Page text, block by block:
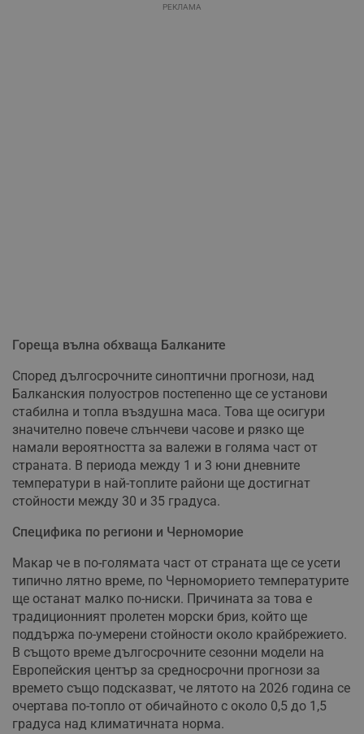
РЕКЛАМА
Гореща вълна обхваща Балканите
Според дългосрочните синоптични прогнози, над
Балканския полуостров постепенно ще се установи
стабилна и топла въздушна маса. Това ще осигури
значително повече слънчеви часове и рязко ще
намали вероятността за валежи в голяма част от
страната. В периода между 1 и 3 юни дневните
температури в най-топлите райони ще достигнат
стойности между 30 и 35 градуса.
Специфика по региони и Черноморие
Макар че в по-голямата част от страната ще се усети
типично лятно време, по Черноморието температурите
ще останат малко по-ниски. Причината за това е
традиционният пролетен морски бриз, който ще
поддържа по-умерени стойности около крайбрежието.
В същото време дългосрочните сезонни модели на
Европейския център за средносрочни прогнози за
времето също подсказват, че лятото на 2026 година се
очертава по-топло от обичайното с около 0,5 до 1,5
градуса над климатичната норма.